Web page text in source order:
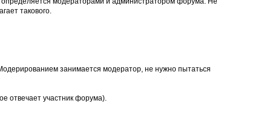
такового.
занимается модератор, не нужно пытаться
отвечает участник форума).